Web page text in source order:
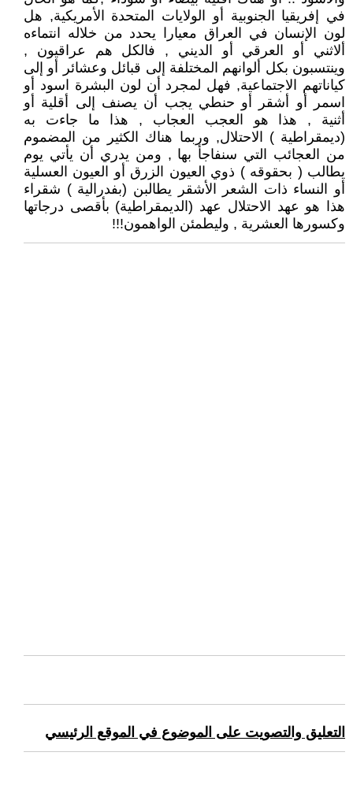
في إفريقيا الجنوبية أو الولايات المتحدة الأمريكية, هل
لون الإنسان في العراق معيارا يحدد من خلاله انتماءه
ألاثني أو العرقي أو الديني , فالكل هم عراقيون ,
وينتسبون بكل ألوانهم المختلفة إلى قبائل وعشائر أو إلى
كياناتهم الاجتماعية, فهل لمجرد أن لون البشرة اسود أو
اسمر أو أشقر أو حنطي يجب أن يصنف إلى أقلية أو
أثنية , هذا هو العجب العجاب , هذا ما جاءت به
(ديمقراطية ) الاحتلال, وربما هناك الكثير من المضموم
من العجائب التي سنفاجأ بها , ومن يدري أن يأتي يوم
يطالب ( بحقوقه ) ذوي العيون الزرق أو العيون العسلية
أو النساء ذات الشعر الأشقر يطالبن (بفدرالية ) شقراء
هذا هو عهد الاحتلال عهد (الديمقراطية) بأقصى درجاتها
وكسورها العشرية , وليطمئن الواهمون!!!
التعليق والتصويت على الموضوع في الموقع الرئيسي